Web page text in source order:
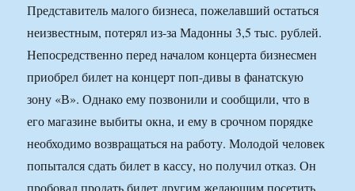
Представитель малого бизнеса, пожелавший остаться
неизвестным, потерял из-за Мадонны 3,5 тыс. рублей.
Непосредственно перед началом концерта бизнесмен
приобрел билет на концерт поп-дивы в фанатскую
зону «В». Однако ему позвонили и сообщили, что в
его магазине выбиты окна, и ему в срочном порядке
необходимо возвращаться на работу. Молодой человек
попытался сдать билет в кассу, но получил отказ. Он